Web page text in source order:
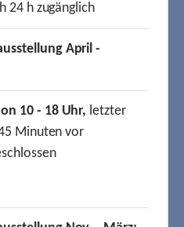
24 h zugänglich
April -
10 - 18 Uhr, letzter
Minuten vor